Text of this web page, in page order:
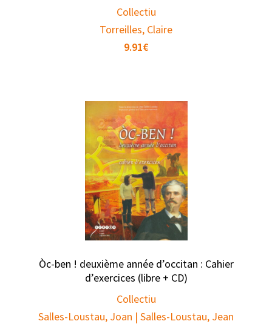
Collectiu
Torreilles, Claire
9.91€
Òc-ben ! deuxième année d’occitan : Cahier
d’exercices (libre + CD)
Collectiu
Salles-Loustau, Joan | Salles-Loustau, Jean